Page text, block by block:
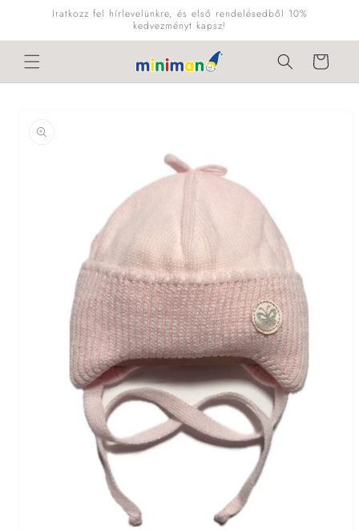
Ugrás aIratkozz fel hírlevelünkre, és első rendelésedből 10%
kedvezményt kapsz!
Kosár
ugrás a
termékadatokra